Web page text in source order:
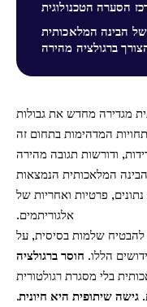
הסערה הטכנולוגית
הבינה המלאכותית
ברגולציה מהירה
מגדירה מחדש את גבולות
המדהימות בתחום זה
ודורשות תגובה מהירה
המלאכותית הנמצאות
פרטיות ואחריות של
אלגוריתמים.
להבטיח שלמות בסיסית, על
הללו. חוסר ברגולציה
בלי מסגרת רגולטורית
גישה שיתופית היא חיונית.